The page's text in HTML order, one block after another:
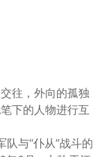
往，外向的孤独
下的人物进行互
与“仆从”战斗的